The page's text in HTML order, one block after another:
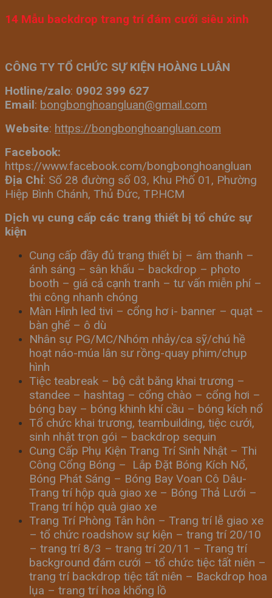
14 Mẫu backdrop trang trí đám cưới siêu xinh
CÔNG TY TỔ CHỨC SỰ KIỆN HOÀNG LUÂN
Hotline/zalo: 0902 399 627
Email: bongbonghoangluan@gmail.com
Website: https://bongbonghoangluan.com
Facebook:
https://www.facebook.com/bongbonghoangluan
Địa Chỉ: Số 28 đường số 03, Khu Phố 01, Phường
Hiệp Bình Chánh, Thủ Đức, TP.HCM
Dịch vụ cung cấp các trang thiết bị tổ chức sự
kiện
Cung cấp đầy đủ trang thiết bị – âm thanh –
ánh sáng – sân khấu – backdrop – photo
booth – giá cả cạnh tranh – tư vấn miễn phí –
thi công nhanh chóng
Màn Hình led tivi – cổng hơ i- banner – quạt –
bàn ghế – ô dù
Nhân sự PG/MC/Nhóm nhảy/ca sỹ/chú hề
hoạt náo-múa lân sư rồng-quay phim/chụp
hình
Tiệc teabreak – bộ cắt băng khai trương –
standee – hashtag – cổng chào – cổng hơi –
bóng bay – bóng khinh khí cầu – bóng kích nổ
Tổ chức khai trương, teambuilding, tiệc cưới,
sinh nhật trọn gói – backdrop sequin
Cung Cấp Phụ Kiện Trang Trí Sinh Nhật – Thi
Công Cổng Bóng – Lắp Đặt Bóng Kích Nổ,
Bóng Phát Sáng – Bóng Bay Voan Cô Dâu-
Trang trí hộp quà giao xe – Bóng Thả Lưới –
Trang trí hộp quà giao xe
Trang Trí Phòng Tân hôn – Trang trí lễ giao xe
– tổ chức roadshow sự kiện – trang trí 20/10
– trang trí 8/3 – trang trí 20/11 – Trang trí
background đám cưới – tổ chức tiệc tất niên –
trang trí backdrop tiệc tất niên – Backdrop hoa
lụa – trang trí hoa khổng lồ